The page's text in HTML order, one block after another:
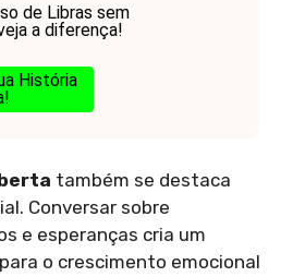
de Libras sem
a diferença!
História
também se destaca
Conversar sobre
e esperanças cria um
o crescimento emocional